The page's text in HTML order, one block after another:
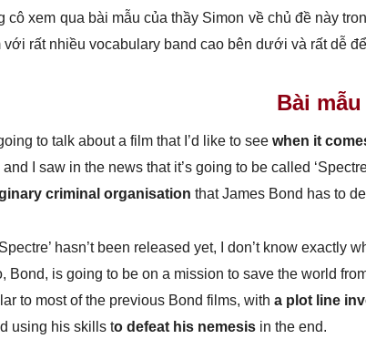
cô xem qua bài mẫu của thầy Simon về chủ đề này
với rất nhiều vocabulary band cao bên dưới và rất dễ
Bài mẫu
going to talk about a film that I’d like to see when it
I saw in the news that it’s going to be called
criminal organisation that James Bond has to
hasn’t been released yet, I don’t know exactly
Bond, is going to be on a mission to save the world
to most of the previous Bond films, with a plot line
using his skills to defeat his nemesis in the end.